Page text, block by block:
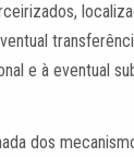
e à eventual
dos